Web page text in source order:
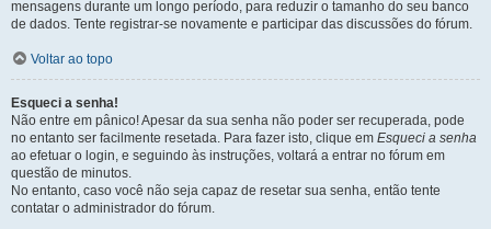
mensagens durante um longo período, para reduzir o tamanho do seu banco
de dados. Tente registrar-se novamente e participar das discussões do fórum.
Voltar ao topo
Esqueci a senha!
Não entre em pânico! Apesar da sua senha não poder ser recuperada, pode
no entanto ser facilmente resetada. Para fazer isto, clique em Esqueci a senha
ao efetuar o login, e seguindo às instruções, voltará a entrar no fórum em
questão de minutos.
No entanto, caso você não seja capaz de resetar sua senha, então tente
contatar o administrador do fórum.